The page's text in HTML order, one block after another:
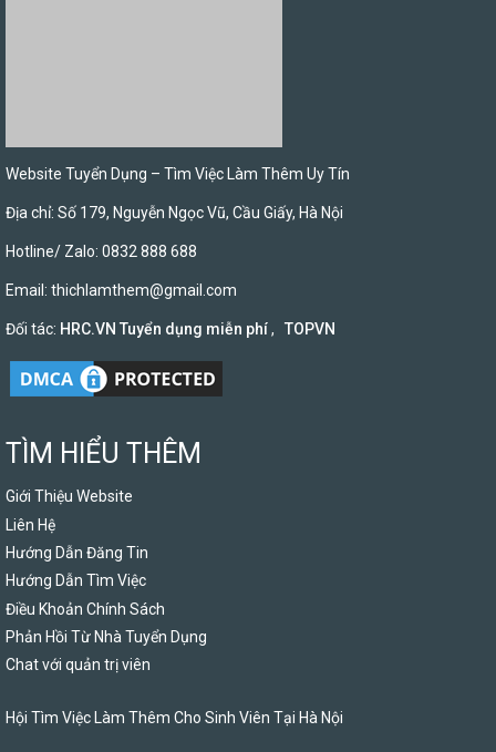
Website Tuyển Dụng – Tìm Việc Làm Thêm Uy Tín
Địa chỉ: Số 179, Nguyễn Ngọc Vũ, Cầu Giấy, Hà Nội
Hotline/ Zalo: 0832 888 688
Email: thichlamthem@gmail.com
Đối tác: HRC.VN Tuyển dụng miễn phí, TOPVN
TÌM HIỂU THÊM
Giới Thiệu Website
Liên Hệ
Hướng Dẫn Đăng Tin
Hướng Dẫn Tìm Việc
Điều Khoản Chính Sách
Phản Hồi Từ Nhà Tuyển Dụng
Chat với quản trị viên
Hội Tìm Việc Làm Thêm Cho Sinh Viên Tại Hà Nội